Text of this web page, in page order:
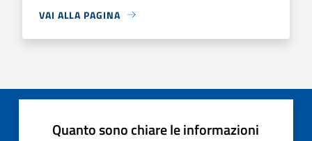
VAI ALLA PAGINA
Quanto sono chiare le informazioni